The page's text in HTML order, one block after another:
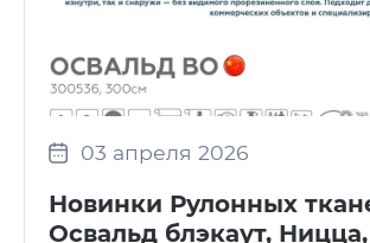
03 апреля 2026
Новинки Рулонных
Освальд блэкаут,